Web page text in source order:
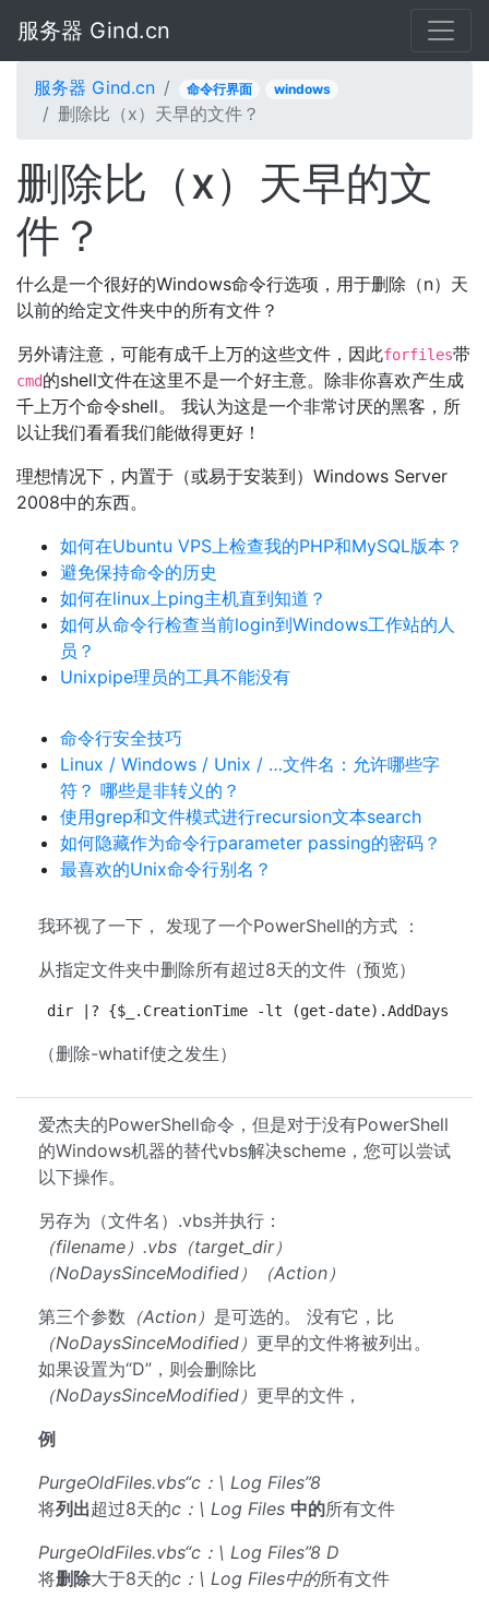
服务器 Gind.cn
服务器 Gind.cn 命令行界面 windows
删除比（x）天早的文件？
删除比（x）天早的文
件？
什么是一个很好的Windows命令行选项，用于删除（n）天
以前的给定文件夹中的所有文件？
另外请注意，可能有成千上万的这些文件，因此forfiles带
cmd的shell文件在这里不是一个好主意。除非你喜欢产生成
千上万个命令shell。 我认为这是一个非常讨厌的黑客，所
以让我们看看我们能做得更好！
理想情况下，内置于（或易于安装到）Windows Server
2008中的东西。
如何在Ubuntu VPS上检查我的PHP和MySQL版本？
避免保持命令的历史
如何在linux上ping主机直到知道？
如何从命令行检查当前login到Windows工作站的人
员？
Unixpipe理员的工具不能没有
命令行安全技巧
Linux / Windows / Unix / …文件名：允许哪些字
符？ 哪些是非转义的？
使用grep和文件模式进行recursion文本search
如何隐藏作为命令行parameter passing的密码？
最喜欢的Unix命令行别名？
我环视了一下， 发现了一个PowerShell的方式 ：
从指定文件夹中删除所有超过8天的文件（预览）
dir |? {$_.CreationTime -lt (get-date).AddDays(-
（删除-whatif使之发生）
爱杰夫的PowerShell命令，但是对于没有PowerShell
的Windows机器的替代vbs解决scheme，您可以尝试
以下操作。
另存为（文件名）.vbs并执行：
（filename）.vbs（target_dir）
（NoDaysSinceModified）（Action）
第三个参数 （Action） 是可选的。 没有它，比
（NoDaysSinceModified） 更早的文件将被列出。
如果设置为“D”，则会删除比
（NoDaysSinceModified） 更早的文件，
例
PurgeOldFiles.vbs“c：\ Log Files”8
将列出超过8天的c：\ Log Files 中的所有文件
PurgeOldFiles.vbs“c：\ Log Files”8 D
将删除大于8天的c：\ Log Files中的所有文件